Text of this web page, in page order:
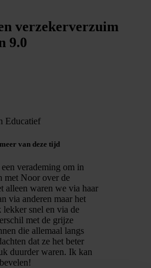
verzekerverzuim
9.0
Educatief
van deze tijd
verademing om in
met Noor over de
alleen waren we via haar
via anderen maar het
lekker snel en via de
met de grijze
die allemaal langs
dat ze het beter
duurder waren. Ik kan